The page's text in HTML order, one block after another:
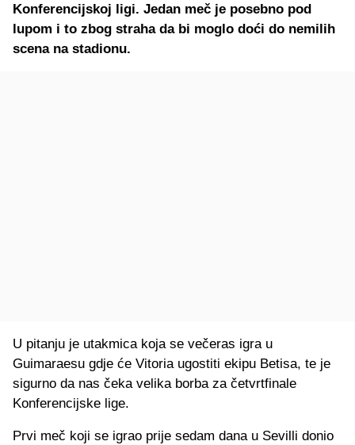
Konferencijskoj ligi. Jedan meč je posebno pod
lupom i to zbog straha da bi moglo doći do nemilih
scena na stadionu.
U pitanju je utakmica koja se večeras igra u
Guimaraesu gdje će Vitoria ugostiti ekipu Betisa, te je
sigurno da nas čeka velika borba za četvrtfinale
Konferencijske lige.
Prvi meč koji se igrao prije sedam dana u Sevilli donio